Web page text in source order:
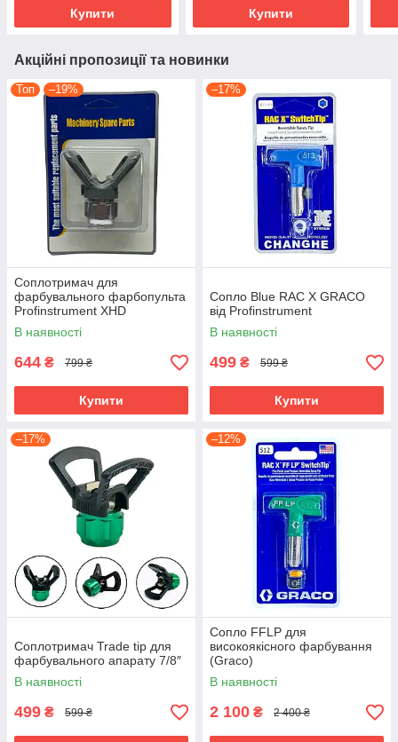
Купити Купити
Акційні пропозиції та новинки
Топ –19%
Соплотримач для
фарбувального фарбопульта
Profinstrument XHD
В наявності
644 ₴ 799 ₴
Купити
–17%
Сопло Blue RAC X GRACO
від Profinstrument
В наявності
499 ₴ 599 ₴
Купити
–17%
Соплотримач Trade tip для
фарбувального апарату 7/8″
В наявності
499 ₴ 599 ₴
–12%
Сопло FFLP для
високоякісного фарбування
(Graco)
В наявності
2 100 ₴ 2 400 ₴